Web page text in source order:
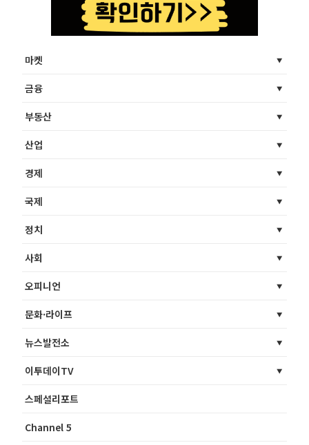
마켓
금융
부동산
산업
경제
국제
정치
사회
오피니언
문화·라이프
뉴스발전소
이투데이TV
스페셜리포트
Channel 5